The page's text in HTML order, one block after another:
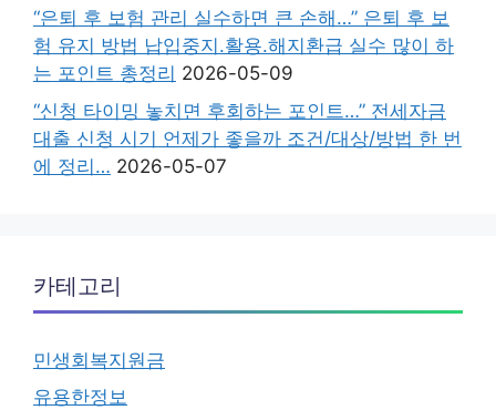
“은퇴 후 보험 관리 실수하면 큰 손해…” 은퇴 후 보
험 유지 방법 납입중지.활용.해지환급 실수 많이 하
는 포인트 총정리 2026-05-09
“신청 타이밍 놓치면 후회하는 포인트…” 전세자금
대출 신청 시기 언제가 좋을까 조건/대상/방법 한 번
에 정리… 2026-05-07
카테고리
민생회복지원금
유용한정보